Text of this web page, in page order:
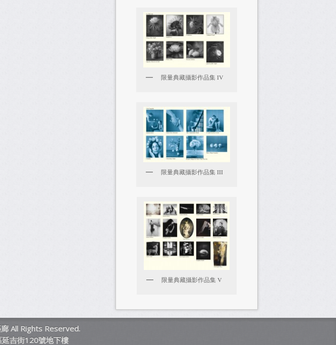
限量典藏攝影作品集 IV
限量典藏攝影作品集 III
限量典藏攝影作品集 V
All Rights Reserved.
吉街120號地下樓